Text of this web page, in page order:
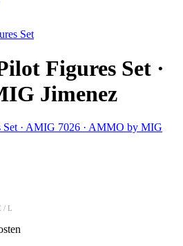
Set
Figures Set ·
Jimenez
/ L